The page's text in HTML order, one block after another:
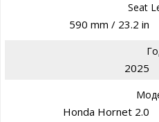
Seat
590 mm / 23.2 in
2025
Honda Hornet 2.0